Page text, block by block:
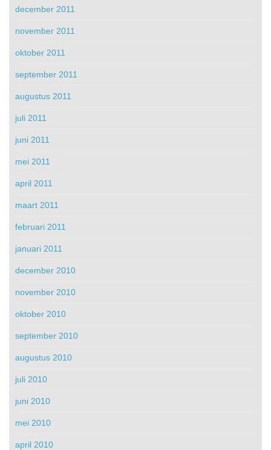
december 2011
november 2011
oktober 2011
september 2011
augustus 2011
juli 2011
juni 2011
mei 2011
april 2011
maart 2011
februari 2011
januari 2011
december 2010
november 2010
oktober 2010
september 2010
augustus 2010
juli 2010
juni 2010
mei 2010
april 2010